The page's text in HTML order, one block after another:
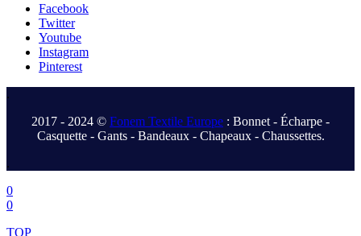
Facebook
Twitter
Youtube
Instagram
Pinterest
.
2017 - 2024 © Fonem Textile Europe : Bonnet - Écharpe -
Casquette - Gants - Bandeaux - Chapeaux - Chaussettes.
.
0
0
TOP